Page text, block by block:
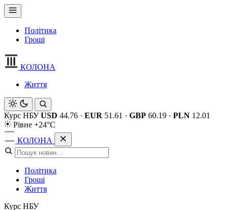
Політика
Гроші
КОЛОНА
Життя
Курс НБУ USD 44.76 · EUR 51.61 · GBP 60.19 · PLN 12.01
Рівне +24°C
КОЛОНА
Політика
Гроші
Життя
Курс НБУ